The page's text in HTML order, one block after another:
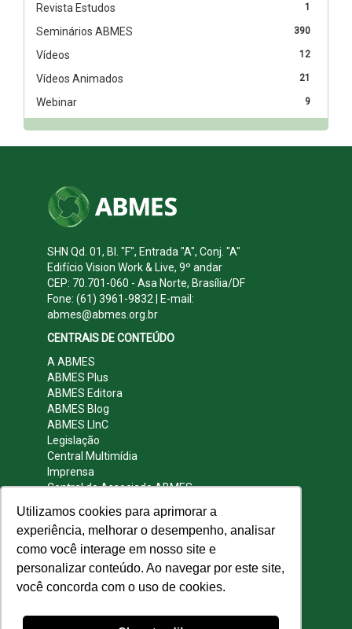
Utilizamos cookies para aprimorar a
experiência, melhorar o desempenho, analisar
como você interage em nosso site e
personalizar conteúdo. Ao navegar por este site,
você concorda com o uso de cookies.
1
Revista Estudos
390
Seminários ABMES
12
Vídeos
21
Vídeos Animados
9
Webinar
SHN Qd. 01, Bl. "F", Entrada "A", Conj. "A"
Edifício Vision Work & Live, 9º andar
CEP: 70.701-060 - Asa Norte, Brasília/DF
Fone: (61) 3961-9832 | E-mail:
abmes@abmes.org.br
CENTRAIS DE CONTEÚDO
A ABMES
ABMES Plus
ABMES Editora
ABMES Blog
ABMES LInC
Legislação
Central Multimídia
Imprensa
Central do Associado ABMES
REDES SOCIAIS
reservados.